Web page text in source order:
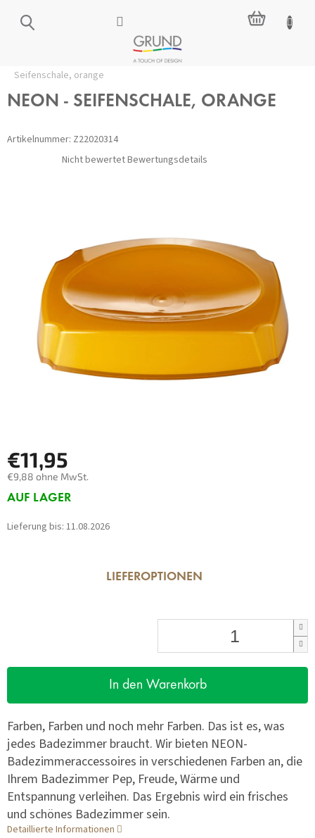
Inhalt
springen
Zubehör für das Badezimmer
Seifenschale, orange
NEON - SEIFENSCHALE, ORANGE
Artikelnummer: Z22020314
Die
durchschnittliche
Nicht bewertetBewertungsdetails
€11,95
€9,88 ohne MwSt.
Verkaufspreis:
AUF LAGER
Lieferung bis: 11.08.2026
LIEFEROPTIONEN
In den Warenkorb
Farben, Farben und noch mehr Farben. Das ist es, was
jedes Badezimmer braucht. Wir bieten NEON-
Badezimmeraccessoires in verschiedenen Farben an, die
Ihrem Badezimmer Pep, Freude, Wärme und
Entspannung verleihen. Das Ergebnis wird ein frisches
und schönes Badezimmer sein.
Detaillierte Informationen